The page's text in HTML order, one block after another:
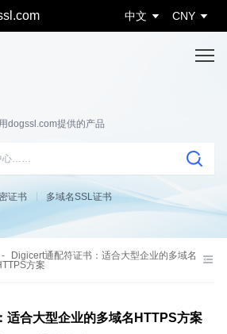
中文 CNY
dogssl.com提供的产品
证书 多域名SSL证书
Digicert通配符证书：适合大型企业的多域名
方案
适合大型企业的多域名HTTPS方案